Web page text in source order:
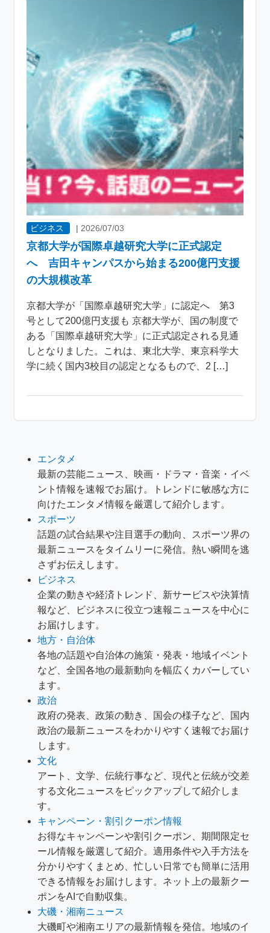
ビジネス | 2026/07/03
京都大学が国際卓越研究大学に正式認定
へ 吉田キャンパスから始まる200億円支援
の大規模改革
京都大学が「国際卓越研究大学」に認定へ 第3
号として200億円支援も 京都大学が、国の制度で
ある「国際卓越研究大学」に正式認定される見通
しとなりました。これは、東北大学、東京科学大
学に続く国内3校目の認定となるもので、2 […]
エンタメ
最新の芸能ニュース、映画・ドラマ・音楽・イベ
ント情報を速報でお届け。トレンドに敏感な方に
向けたエンタメ情報を厳選して紹介します。
スポーツ
話題の試合結果や注目選手の動向、スポーツ界の
最新ニュースをタイムリーに発信。熱い瞬間を逃
さずお伝えします。
ビジネス
企業の動きや経済トレンド、新サービスや決算情
報など、ビジネスに役立つ速報ニュースを中心に
お届けします。
地方・自治体
各地の話題や自治体の施策・発表・地域イベント
など、全国各地の最新動向を幅広くカバーしてい
ます。
政治
政府の発表、政策の動き、国会の様子など、国内
政治の最新ニュースをわかりやすく速報でお届け
します。
文化
アート、文学、伝統行事など、現代と伝統が交差
する文化ニュースをピックアップして紹介しま
す。
キャンペーン・割引クーポン情報
お得なキャンペーンや割引クーポン、期間限定セ
ール情報を厳選して紹介。適用条件や入手方法を
分かりやすくまとめ、忙しい日常でも簡単に活用
できる情報をお届けします。ネット上の最新クー
ポンをAIで自動収集。
大磯・湘南ニュース
大磯町や湘南エリアの最新情報を発信。地域のイ